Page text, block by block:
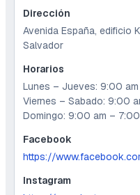
Dirección
Avenida España, edificio
Salvador
Horarios
Lunes – Jueves: 9:00
Viernes – Sabado: 9:00
Domingo: 9:00 am – 7:00
Facebook
https://
Instagram